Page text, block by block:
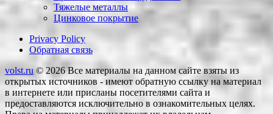
Тяжелые металлы
Цинковое покрытие
Privacy Policy
Обратная связь
volst.ru © 2026Все материалы на данном сайте взяты из
открытых источников - имеют обратную ссылку на материал
в интернете или присланы посетителями сайта и
предоставляются исключительно в ознакомительных целях.